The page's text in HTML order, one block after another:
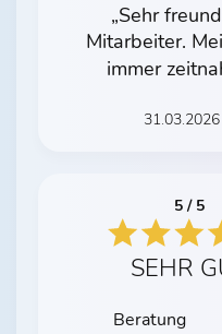
„Sehr
Mitarbeiter.
immer
5 / 5
SEHR
Beratung